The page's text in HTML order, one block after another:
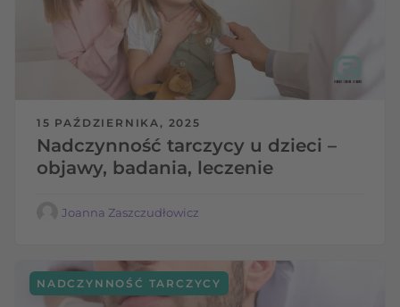
15 PAŹDZIERNIKA, 2025
Nadczynność tarczycy u dzieci –
objawy, badania, leczenie
Joanna Zaszczudłowicz
NADCZYNNOŚĆ TARCZYCY